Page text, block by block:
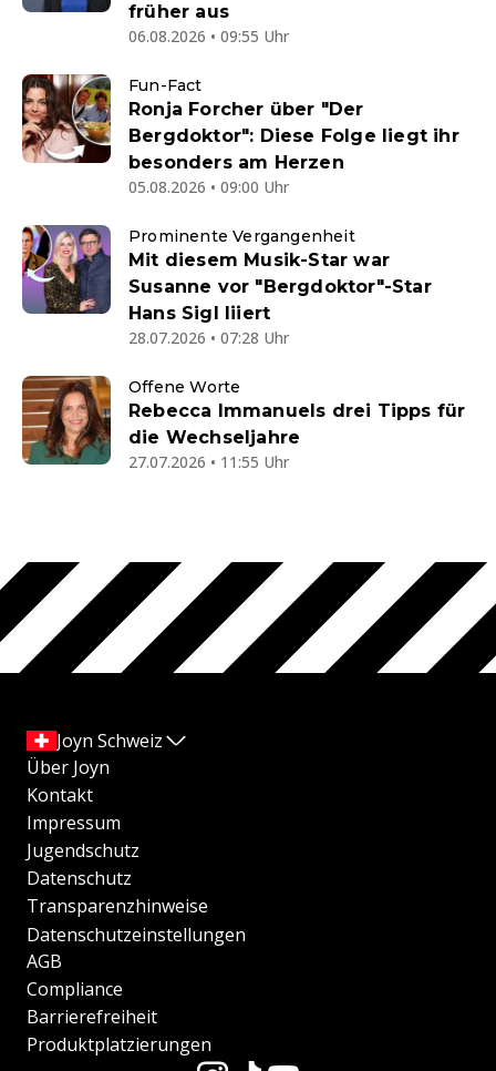
früher aus
06.08.2026 • 09:55 Uhr
Fun-Fact
Ronja Forcher über "Der
Bergdoktor": Diese Folge liegt ihr
besonders am Herzen
05.08.2026 • 09:00 Uhr
Prominente Vergangenheit
Mit diesem Musik-Star war
Susanne vor "Bergdoktor"-Star
Hans Sigl liiert
28.07.2026 • 07:28 Uhr
Offene Worte
Rebecca Immanuels drei Tipps für
die Wechseljahre
27.07.2026 • 11:55 Uhr
Joyn Schweiz
Über Joyn
Kontakt
Impressum
Jugendschutz
Datenschutz
Transparenzhinweise
Datenschutzeinstellungen
AGB
Compliance
Barrierefreiheit
Produktplatzierungen